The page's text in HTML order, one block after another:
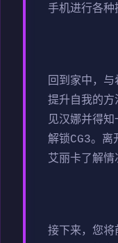
手机进行各种
回到家中，
提升自我的方
见汉娜并得
解锁CG3。离
艾丽卡了解情
接下来，您将